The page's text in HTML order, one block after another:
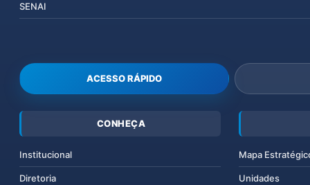
SENAI
ACESSO RÁPIDO
CONHEÇA
Institucional
Diretoria
Mapa
Unidades